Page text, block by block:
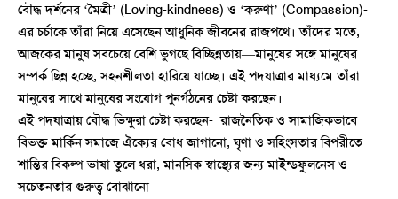
বৌদ্ধ দর্শনের ‘মৈত্রী’ (Loving-kindness) ও ‘করুণা’ (Compassion)-
এর চর্চাকে তাঁরা নিয়ে এসেছেন আধুনিক জীবনের রাজপথে। তাঁদের মতে,
আজকের মানুষ সবচেয়ে বেশি ভুগছে বিচ্ছিন্নতায়—মানুষের সঙ্গে মানুষের
সম্পর্ক ছিন্ন হচ্ছে, সহনশীলতা হারিয়ে যাচ্ছে। এই পদযাত্রার মাধ্যমে তাঁরা
মানুষের সাথে মানুষের সংযোগ পুনর্গঠনের চেষ্টা করছেন।
এই পদযাত্রায় বৌদ্ধ ভিক্ষুরা চেষ্টা করছেন- রাজনৈতিক ও সামাজিকভাবে
বিভক্ত মার্কিন সমাজে ঐক্যের বোধ জাগানো, ঘৃণা ও সহিংসতার বিপরীতে
শান্তির বিকল্প ভাষা তুলে ধরা, মানসিক স্বাস্থ্যের জন্য মাইন্ডফুলনেস ও
সচেতনতার গুরুত্ব বোঝানো